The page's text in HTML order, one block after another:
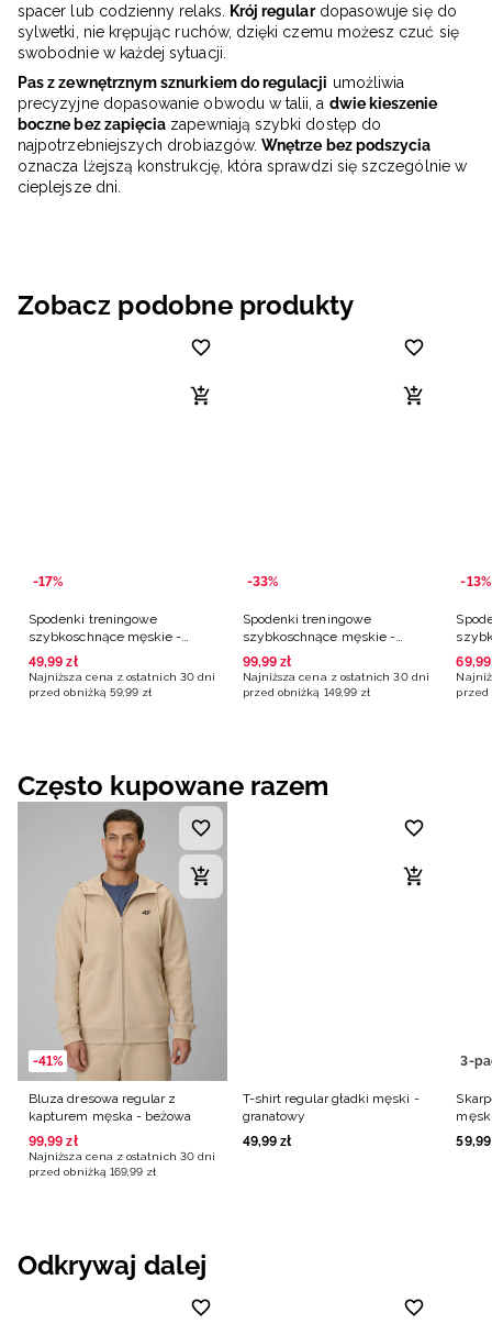
spacer lub codzienny relaks. Krój regulardopasowuje się do
sylwetki, nie krępując ruchów, dzięki czemu możesz czuć się
swobodnie w każdej sytuacji.
Pas z zewnętrznym sznurkiem do regulacji umożliwia
precyzyjne dopasowanie obwodu w talii, a dwie kieszenie
boczne bez zapięcia zapewniają szybki dostęp do
najpotrzebniejszych drobiazgów.Wnętrze bez podszycia
oznacza lżejszą konstrukcję, która sprawdzi się szczególnie w
cieplejsze dni.
Zobacz podobne produkty
-17%
Spodenki treningowe
szybkoschnące męskie -
granatowe
49,99 zł
Najniższa cena z ostatnich 30 dni
przed obniżką 59,99 zł
-33%
Spodenki treningowe
szybkoschnące męskie -
turkusowe
99,99 zł
Najniższa cena z ostatnich 30 dni
przed obniżką 149,99 zł
-13%
69,99
przed
Często kupowane razem
-41%
Bluza dresowa regular z
kapturem męska - beżowa
99,99 zł
Najniższa cena z ostatnich 30 dni
przed obniżką 169,99 zł
T-shirt regular gładki męski -
granatowy
49,99 zł
3-
59,99
Odkrywaj dalej